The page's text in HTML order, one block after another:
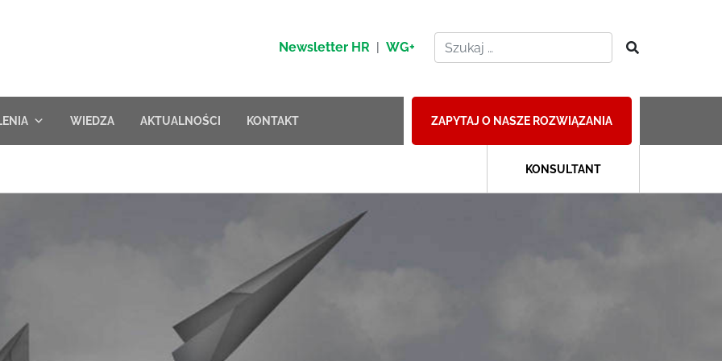
Newsletter HR | WG+
WIEDZA AKTUALNOŚCI KONTAKT ZAPYTAJ O NASZE ROZWIĄZANIA
KONSULTANT